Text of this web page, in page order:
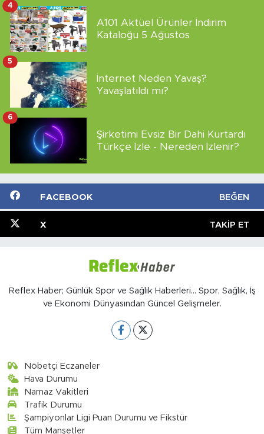
A101 Aktüel Ürünler İndirim
Kataloğu 5 Ağustos
4
İnternet Neden Yavaş?
Yavaşlatıldı mı?
5
Şirketimi Evsiz Bir Dahi Kurtardı
Türkçe İzle - Nereden İzlenir?
6
FACEBOOK BEĞEN
X TAKIP ET
Reflex Haber; Günlük Spor ve Sağlık Haberleri... Spor, Sağlık, İş
ve Ekonomi Dünyasından Güncel Gelişmeler.
Nöbetçi Eczaneler
Hava Durumu
Namaz Vakitleri
Trafik Durumu
Şampiyonlar Ligi Puan Durumu ve Fikstür
Tüm Manşetler